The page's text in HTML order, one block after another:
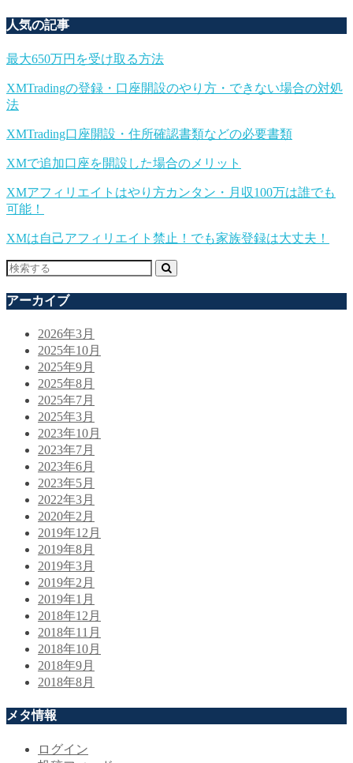
人気の記事
最大650万円を受け取る方法
XMTradingの登録・口座開設のやり方・できない場合の対処
法
XMTrading口座開設・住所確認書類などの必要書類
XMで追加口座を開設した場合のメリット
XMアフィリエイトはやり方カンタン・月収100万は誰でも
可能！
XMは自己アフィリエイト禁止！でも家族登録は大丈夫！
アーカイブ
2026年3月
2025年10月
2025年9月
2025年8月
2025年7月
2025年3月
2023年10月
2023年7月
2023年6月
2023年5月
2022年3月
2020年2月
2019年12月
2019年8月
2019年3月
2019年2月
2019年1月
2018年12月
2018年11月
2018年10月
2018年9月
2018年8月
メタ情報
ログイン